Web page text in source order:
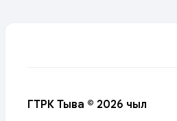
ГТРК Тыва © 2026 чыл